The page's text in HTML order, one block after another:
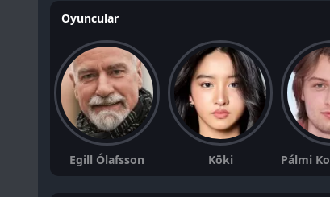
Oyuncular
Egill Ólafsson Kōki